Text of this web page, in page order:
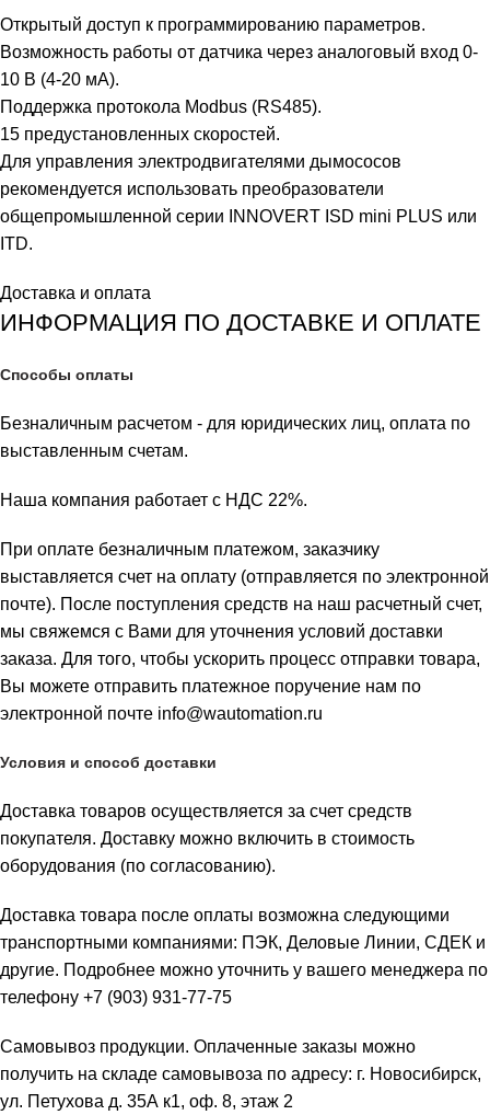
Открытый доступ к программированию параметров.
Возможность работы от датчика через аналоговый вход 0-
10 В (4-20 мА).
Поддержка протокола Modbus (RS485).
15 предустановленных скоростей.
Для управления электродвигателями дымососов
рекомендуется использовать преобразователи
общепромышленной серии INNOVERT ISD mini PLUS или
ITD.
Доставка и оплата
ИНФОРМАЦИЯ ПО ДОСТАВКЕ И ОПЛАТЕ
Способы оплаты
Безналичным расчетом - для юридических лиц, оплата по
выставленным счетам.
Наша компания работает с НДС 22%.
При оплате безналичным платежом, заказчику
выставляется счет на оплату (отправляется по электронной
почте). После поступления средств на наш расчетный счет,
мы свяжемся с Вами для уточнения условий доставки
заказа. Для того, чтобы ускорить процесс отправки товара,
Вы можете отправить платежное поручение нам по
электронной почте info@wautomation.ru
Условия и способ доставки
Доставка товаров осуществляется за счет средств
покупателя. Доставку можно включить в стоимость
оборудования (по согласованию).
Доставка товара после оплаты возможна следующими
транспортными компаниями: ПЭК, Деловые Линии, СДЕК и
другие. Подробнее можно уточнить у вашего менеджера по
телефону +7 (903) 931-77-75
Самовывоз продукции. Оплаченные заказы можно
получить на складе самовывоза по адресу: г. Новосибирск,
ул. Петухова д. 35А к1, оф. 8, этаж 2